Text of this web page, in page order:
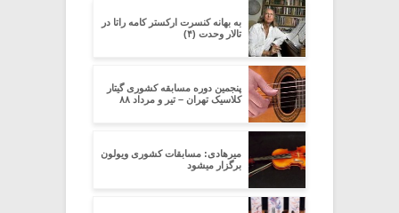
به بهانه کنسرت ارکستر کامه راتا در
تالار وحدت (۴)
پنجمین دوره مسابقه کشوری گیتار
کلاسیک تهران – تیر و مرداد ۸۸
میرهادی: مسابقات کشوری ویولون
برگزار میشود